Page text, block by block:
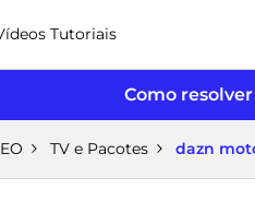
Tutoriais
Como
TV e Pacotes dazn